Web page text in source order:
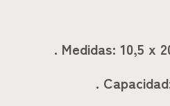
. Medidas: 10,5 x
.